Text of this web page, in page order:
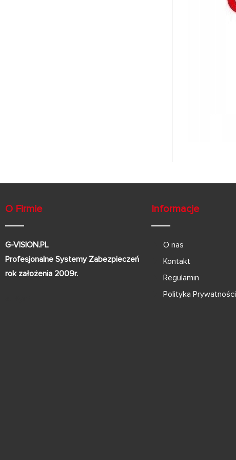
O Firmie
G-VISION.PL
Profesjonalne Systemy Zabezpieczeń
rok założenia 2009r.
Informacje
O nas
Kontakt
Regulamin
Polityka Prywatności